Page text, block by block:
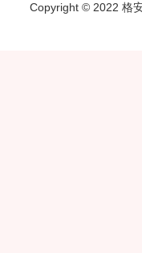
Copyright © 2022 格